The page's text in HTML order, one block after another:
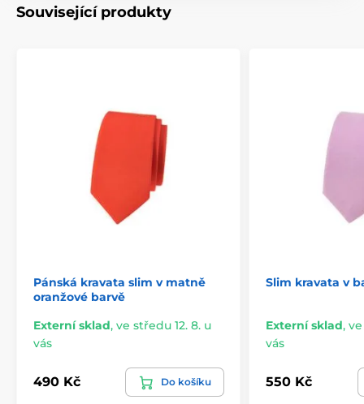
Související produkty
Pánská kravata slim v matně
oranžové barvě
Externí sklad, ve středu 12. 8. u
vás
490 Kč Do košíku
Slim kravata v
Externí sklad, ve
vás
550 Kč